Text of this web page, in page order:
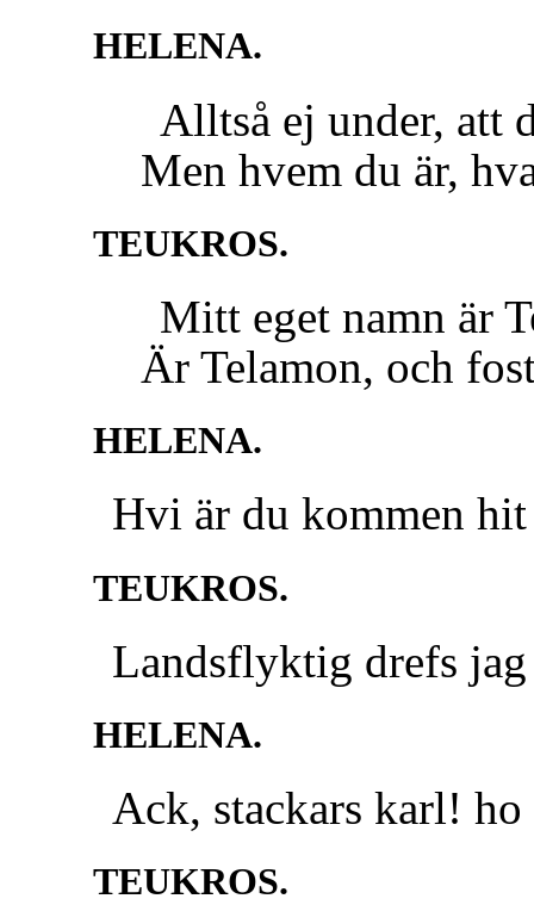
HELENA.
Alltså ej under, att
Men hvem du är,
TEUKROS.
Mitt eget namn är
Är Telamon, och
HELENA.
Hvi är du kommen
TEUKROS.
Landsflyktig drefs
HELENA.
Ack, stackars karl!
TEUKROS.